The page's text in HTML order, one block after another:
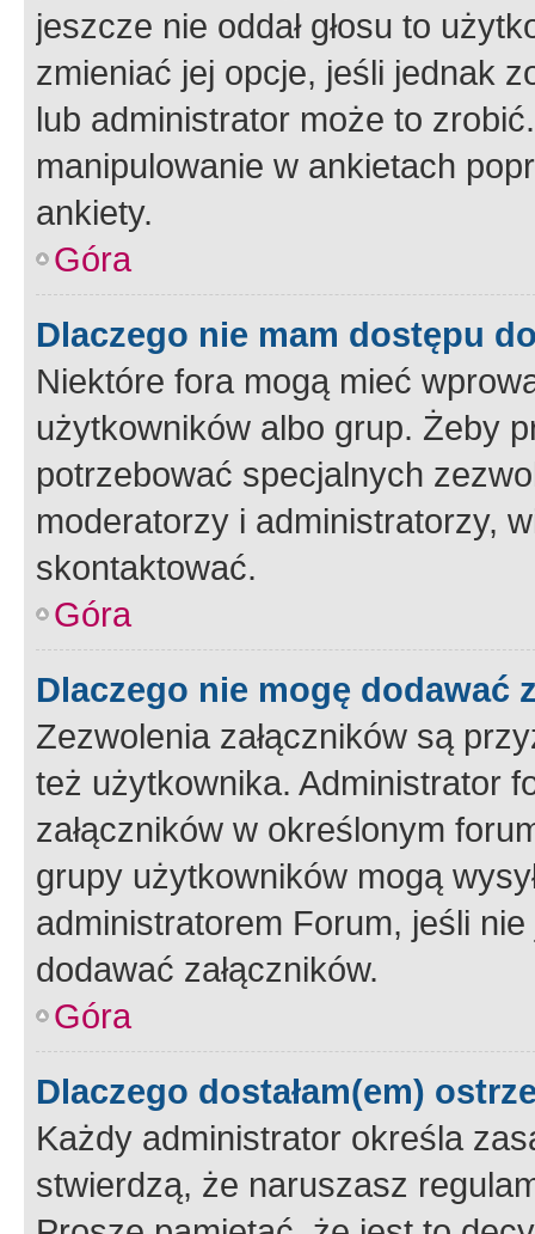
jeszcze nie oddał głosu to
zmieniać jej opcje, jeśli jednak
lub administrator może to
manipulowanie w ankietach
ankiety.
Góra
Dlaczego nie mam dostępu
Niektóre fora mogą mieć
użytkowników albo grup. Żeby
potrzebować specjalnych
moderatorzy i administratorzy,
skontaktować.
Góra
Dlaczego nie mogę dodawać
Zezwolenia załączników są
też użytkownika. Administrator
załączników w określonym
grupy użytkowników mogą
administratorem Forum, jeśli
dodawać załączników.
Góra
Dlaczego dostałam(em)
Każdy administrator określa
stwierdzą, że naruszasz